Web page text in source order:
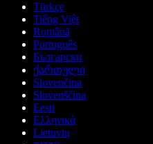
Türkçe
Tiếng Việt
Română
Português
Български
ქართული
Slovenčina
Slovenščina
Eesti
Ελληνικά
Lietuvių